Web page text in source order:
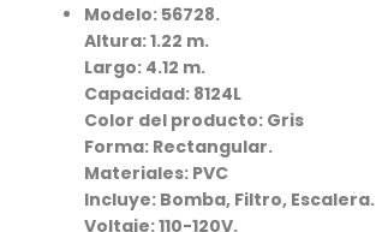
Modelo: 56728.
Altura: 1.22 m.
Largo: 4.12 m.
Capacidad: 8124L
Color del producto: Gris
Forma: Rectangular.
Materiales: PVC
Incluye: Bomba, Filtro, Escalera.
Voltaje: 110-120V.